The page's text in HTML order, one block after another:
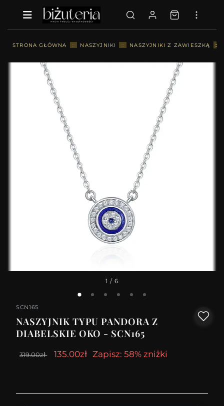
STRONA GŁÓWNA :: NASZYJNIKI :: NASZYJNIKI Z ZAWIESZKĄ ::
1 / 6
SCN165
NASZYJNIK TYPU PANDORA Z
DIABELSKIE OKO - SCN165
319.00zł 135.00zł Zapisz: 58% zniżki